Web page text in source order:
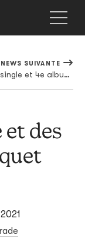
NEWS SUIVANTE
Nouveau single et 4e album pour Alt-J
des